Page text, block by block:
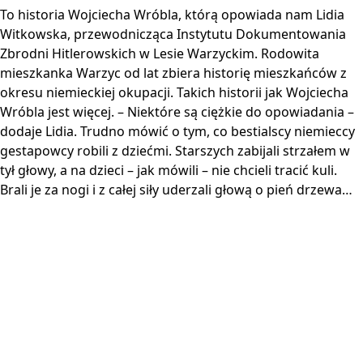
To historia Wojciecha Wróbla, którą opowiada nam Lidia
Witkowska, przewodnicząca Instytutu Dokumentowania
Zbrodni Hitlerowskich w Lesie Warzyckim. Rodowita
mieszkanka Warzyc od lat zbiera historię mieszkańców z
okresu niemieckiej okupacji. Takich historii jak Wojciecha
Wróbla jest więcej. – Niektóre są ciężkie do opowiadania –
dodaje Lidia. Trudno mówić o tym, co bestialscy niemieccy
gestapowcy robili z dziećmi. Starszych zabijali strzałem w
tył głowy, a na dzieci – jak mówili – nie chcieli tracić kuli.
Brali je za nogi i z całej siły uderzali głową o pień drzewa…